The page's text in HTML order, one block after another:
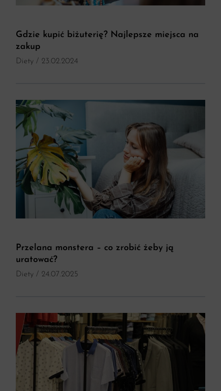
Gdzie kupić biżuterię? Najlepsze miejsca na
zakup
Diety / 23.02.2024
Przelana monstera – co zrobić żeby ją
uratować?
Diety / 24.07.2025